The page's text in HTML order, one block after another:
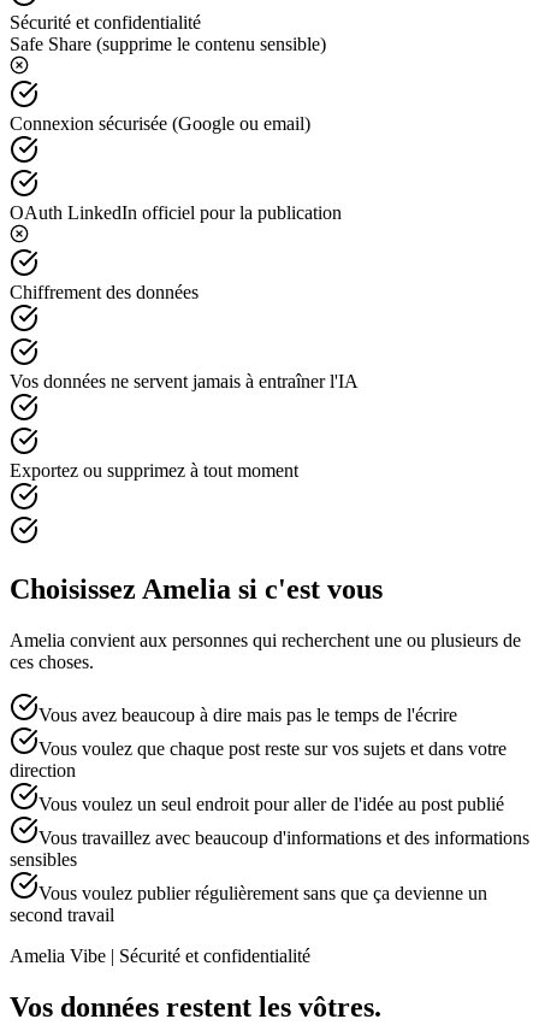
Sécurité et confidentialité
Safe Share (supprime le contenu sensible)
Connexion sécurisée (Google ou email)
OAuth LinkedIn officiel pour la publication
Chiffrement des données
Vos données ne servent jamais à entraîner l'IA
Exportez ou supprimez à tout moment
Choisissez Amelia si c'est vous
Amelia convient aux personnes qui recherchent une ou plusieurs de
ces choses.
Vous avez beaucoup à dire mais pas le temps de l'écrire
Vous voulez que chaque post reste sur vos sujets et dans votre
direction
Vous voulez un seul endroit pour aller de l'idée au post publié
Vous travaillez avec beaucoup d'informations et des informations
sensibles
Vous voulez publier régulièrement sans que ça devienne un
second travail
Amelia Vibe | Sécurité et confidentialité
Vos données restent les vôtres.